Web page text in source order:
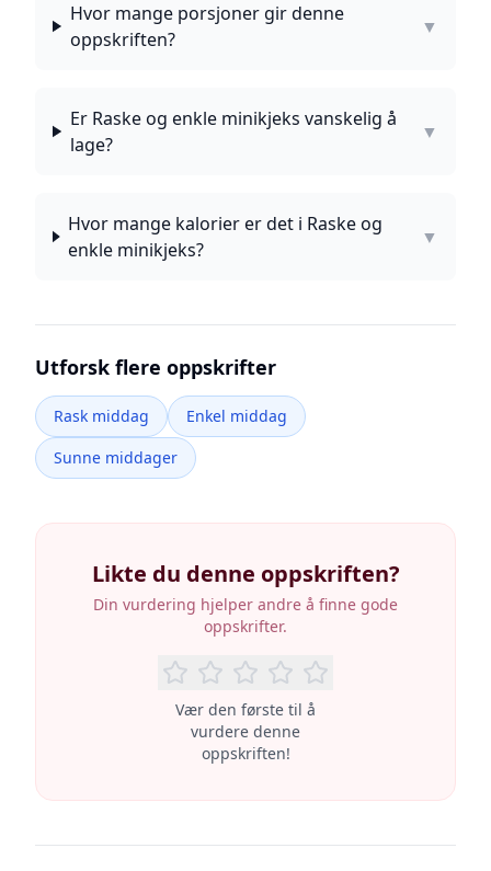
Hvor mange porsjoner gir denne
oppskriften?
▼
Er Raske og enkle minikjeks vanskelig å
lage?
▼
Hvor mange kalorier er det i Raske og
enkle minikjeks?
▼
Utforsk flere oppskrifter
Rask middag
Enkel middag
Sunne middager
Likte du denne oppskriften?
Din vurdering hjelper andre å finne gode
oppskrifter.
Vær den første til å
vurdere denne
oppskriften!